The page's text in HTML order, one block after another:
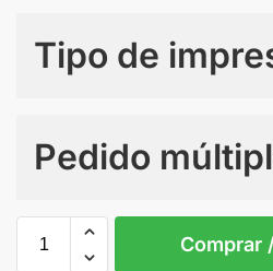
Tipo de
Pedido
Comprar